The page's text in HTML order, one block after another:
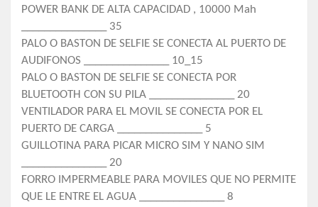
POWER BANK DE ALTA CAPACIDAD , 10000 Mah
_______________ 35
PALO O BASTON DE SELFIE SE CONECTA AL PUERTO DE
AUDIFONOS _______________ 10_15
PALO O BASTON DE SELFIE SE CONECTA POR
BLUETOOTH CON SU PILA _______________ 20
VENTILADOR PARA EL MOVIL SE CONECTA POR EL
PUERTO DE CARGA _______________ 5
GUILLOTINA PARA PICAR MICRO SIM Y NANO SIM
_______________ 20
FORRO IMPERMEABLE PARA MOVILES QUE NO PERMITE
QUE LE ENTRE EL AGUA _______________ 8